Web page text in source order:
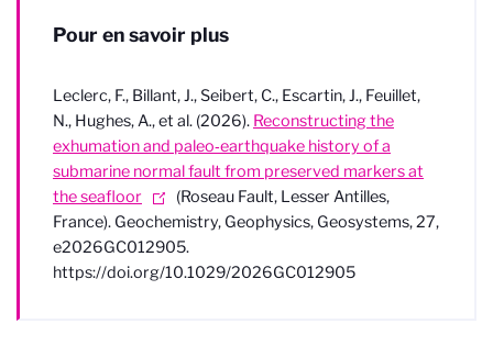
Pour en savoir plus
Leclerc, F., Billant, J., Seibert, C., Escartin, J., Feuillet,
N., Hughes, A., et al. (2026). Reconstructing the
exhumation and paleo‐earthquake history of a
submarine normal fault from preserved markers at
the seafloor
(Roseau Fault, Lesser Antilles,
France). Geochemistry, Geophysics, Geosystems, 27,
e2026GC012905.
https://doi.org/10.1029/2026GC012905